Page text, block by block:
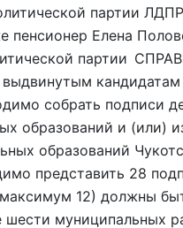
партии
пенсионер Елена
партии
собрать подписи
образований и (или)
образований
представить 28
12) должны
шести муниципальных